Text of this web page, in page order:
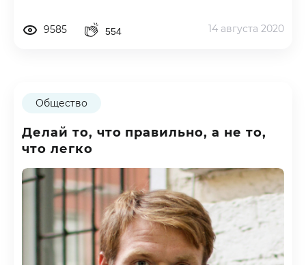
9585 554 14 августа 2020
Общество
Делай то, что правильно, а не то,
что легко